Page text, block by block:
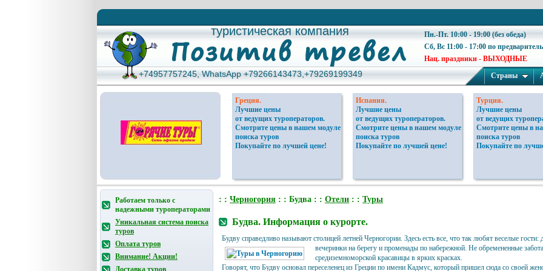
туристическая компания
туристическая компания
Пн.-Пт. 10:00 - 19:00 (без обеда)
Сб, Вс 11:00 - 17:00 по
Нац. праздники - ВЫХОДНЫЕ
+74957757245, WhatsApp +79266143473,+79269199349
+74957757245, WhatsApp +79266143473,+79269199349 Страны
Греция.
Лучшие цены
от ведущих туроператоров.
Смотрите цены в нашем модуле
поиска туров
Покупайте по лучшей цене!
Испания.
Лучшие цены
от ведущих туроператоров.
Смотрите цены в нашем модуле
поиска туров
Покупайте по лучшей цене!
Турция.
Лучшие цены
от ведущих
Смотрите цены в
поиска туров
Покупайте по
Работаем только с
надежными туроператорами
Уникальная система поиска
туров
Оплата туров
Внимание! Акции!
Доставка туров
: : Черногория : : Будва : : Отели : : Туры
Будва. Информация о курорте.
Будву справедливо называют столицей летней Черногории. Здесь есть все, что так любят веселые
вечеринки на берегу и променады по набережной. Не обремененные
средиземноморской красавицы в ярких красках.
Говорят, что Будву основал переселенец из Греции по имени Кадмус, который пришел сюда со своей